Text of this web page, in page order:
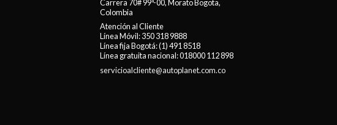
Carrera 70# 99ª-00, Morato Bogota,
Colombia
Atención al Cliente
Línea Móvil:350 318 9888
Línea fija Bogotá:(1) 491 8518
Línea gratuita nacional:018000 112 898
servicioalcliente@autoplanet.com.co